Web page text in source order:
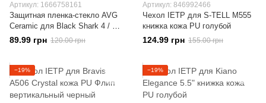
Артикул: 1666758161
Защитная пленка-стекло AVG
Ceramic для Black Shark 4 / 4
Pro полноэкранная Black
89.99 грн 120.00 грн
Артикул: 846992466
Чехол IETP для S-TELL M555
книжка кожа PU голубой
124.99 грн 155.00 грн
−19% −19%